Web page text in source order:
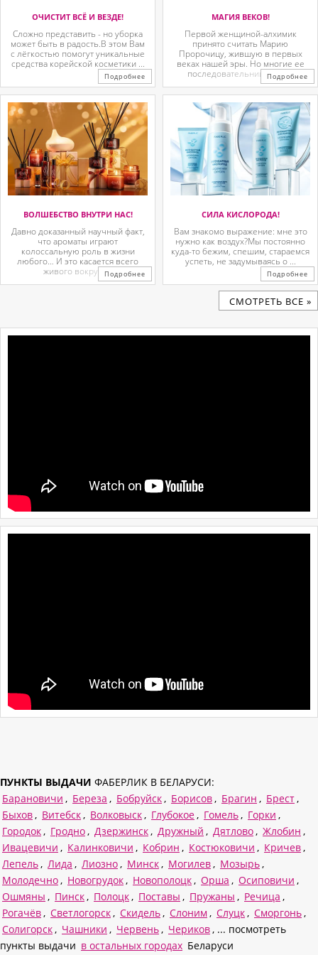
ОЧИСТИТ ВСЁ И ВЕЗДЕ!
Сложно представить - но уборка
может быть в радость.В этом Вам
с лёгкостью помогут уникальные
средства корейской косметики ...
Подробнее
МАГИЯ ВЕКОВ!
Первой женщиной-алхимик
принято считать Марию
Пророчицу, жившую в первых
веках нашей эры. Но многие ее
последовательницы так ...
Подробнее
ВОЛШЕБСТВО ВНУТРИ НАС!
Давно доказанный научный факт,
что ароматы играют
колоссальную роль в жизни
любого… И это касается всего
живого вокруг. ...Подробнее
СИЛА КИСЛОРОДА!
Вам знакомо выражение: мне это
нужно как воздух?Мы постоянно
куда-то бежим, спешим, стараемся
успеть, не задумываясь о ...
Подробнее
CМОТРЕТЬ ВСЕ »
ПУНКТЫ ВЫДАЧИ ФАБЕРЛИК В БЕЛАРУСИ:
Барановичи , Береза , Бобруйск , Борисов , Брагин , Брест ,
Быхов , Витебск , Волковыск , Глубокое , Гомель , Горки ,
Городок , Гродно , Дзержинск , Дружный , Дятлово , Жлобин ,
Ивацевичи , Калинковичи , Кобрин , Костюковичи , Кричев ,
Лепель , Лида , Лиозно , Минск , Могилев , Мозырь ,
Молодечно , Новогрудок , Новополоцк , Орша , Осиповичи ,
Ошмяны , Пинск , Полоцк , Поставы , Пружаны , Речица ,
Рогачёв , Светлогорск , Скидель , Слоним , Слуцк , Сморгонь ,
Солигорск , Чашники , Червень , Чериков , ... посмотреть
пункты выдачи в остальных городах Беларуси